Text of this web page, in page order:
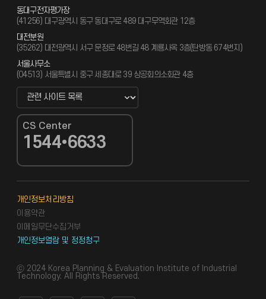
동대구전자평가장
(41256) 대구광역시 동구 동대구로 489 대구무역회관 12층
대전분원
(35262) 대전광역시 서구 문정로 48번길 48 계룡사옥 3층(탄방동 674번지)
서울사무소
(04513) 서울특별시 중구 세종대로 39 상공회의소회관 4층
관련 사이트 바로가기 새창열림
CS Center
1544•6633
ⓒ 2024 Korea Planning & Evaluation Institute of Industrial
Technology. All Rights Reserved.
개인정보처리방침
이용약관
이메일무단수집거부
개인정보열람 및 정정청구